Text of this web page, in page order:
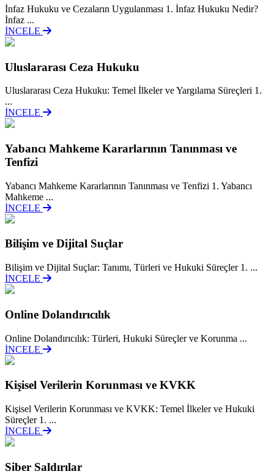
İnfaz Hukuku ve Cezaların Uygulanması 1. İnfaz Hukuku Nedir?
İnfaz ...
İNCELE
Uluslararası Ceza Hukuku
Uluslararası Ceza Hukuku: Temel İlkeler ve Yargılama Süreçleri 1.
...
İNCELE
Yabancı Mahkeme Kararlarının Tanınması ve
Tenfizi
Yabancı Mahkeme Kararlarının Tanınması ve Tenfizi 1. Yabancı
Mahkeme ...
İNCELE
Bilişim ve Dijital Suçlar
Bilişim ve Dijital Suçlar: Tanımı, Türleri ve Hukuki Süreçler 1. ...
İNCELE
Online Dolandırıcılık
Online Dolandırıcılık: Türleri, Hukuki Süreçler ve Korunma ...
İNCELE
Kişisel Verilerin Korunması ve KVKK
Kişisel Verilerin Korunması ve KVKK: Temel İlkeler ve Hukuki
Süreçler 1. ...
İNCELE
Siber Saldırılar